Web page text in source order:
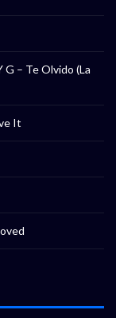
G – Te Olvido (La
It